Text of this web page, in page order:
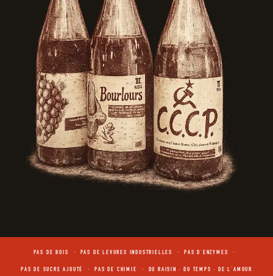
PAS DE BOIS · PAS DE LEVURES INDUSTRIELLES · PAS D'ENZYMES ·
PAS DE SUCRE AJOUTÉ · PAS DE CHIMIE · DU RAISIN · DU TEMPS · DE L'AMOUR